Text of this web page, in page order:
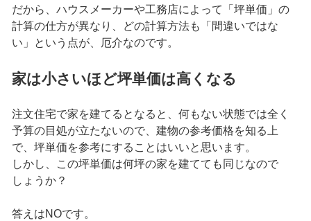
だから、ハウスメーカーや工務店によって「坪単価」の
計算の仕方が異なり、どの計算方法も「間違いではな
い」という点が、厄介なのです。
家は小さいほど坪単価は高くなる
注文住宅で家を建てるとなると、何もない状態では全く
予算の目処が立たないので、建物の参考価格を知る上
で、坪単価を参考にすることはいいと思います。
しかし、この坪単価は何坪の家を建てても同じなので
しょうか？
答えはNOです。